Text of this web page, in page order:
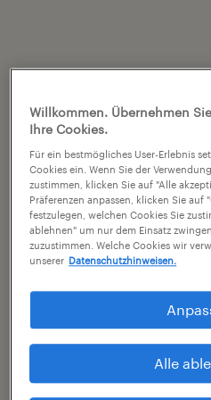
Willkommen. Übernehmen
Ihre Cookies.
Für ein bestmögliches User-Erlebnis
Cookies ein. Wenn Sie der
zustimmen, klicken Sie auf "Alle
Präferenzen anpassen, klicken Sie auf
festzulegen, welchen Cookies Sie
ablehnen" um nur dem Einsatz
zuzustimmen. Welche Cookies wir
unserer Datenschutzhinweisen.
Alle